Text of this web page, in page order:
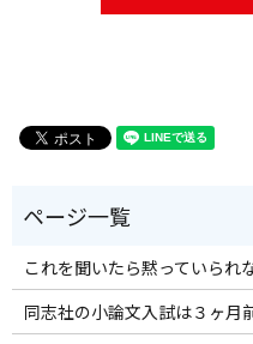
これを聞いたら黙っていられ
同志社の小論文入試は３ヶ月